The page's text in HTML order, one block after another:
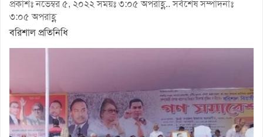
প্রকাশঃ নভেম্বর ৫, ২০২২ সময়ঃ ৩:০৫ অপরাহ্ণ.. সর্বশেষ সম্পাদনাঃ
৩:০৫ অপরাহ্ণ
বরিশাল প্রতিনিধি